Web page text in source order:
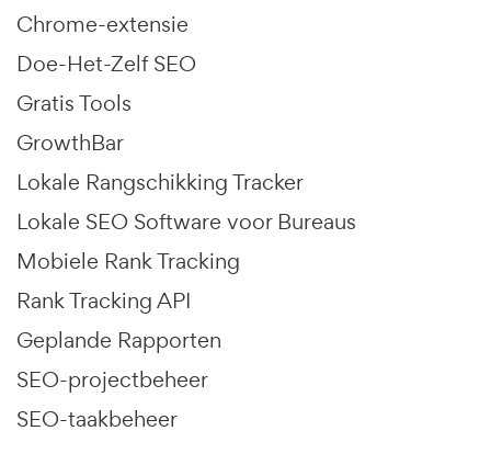
Chrome-extensie
Doe-Het-Zelf SEO
Gratis Tools
GrowthBar
Lokale Rangschikking Tracker
Lokale SEO Software voor Bureaus
Mobiele Rank Tracking
Rank Tracking API
Geplande Rapporten
SEO-projectbeheer
SEO-taakbeheer